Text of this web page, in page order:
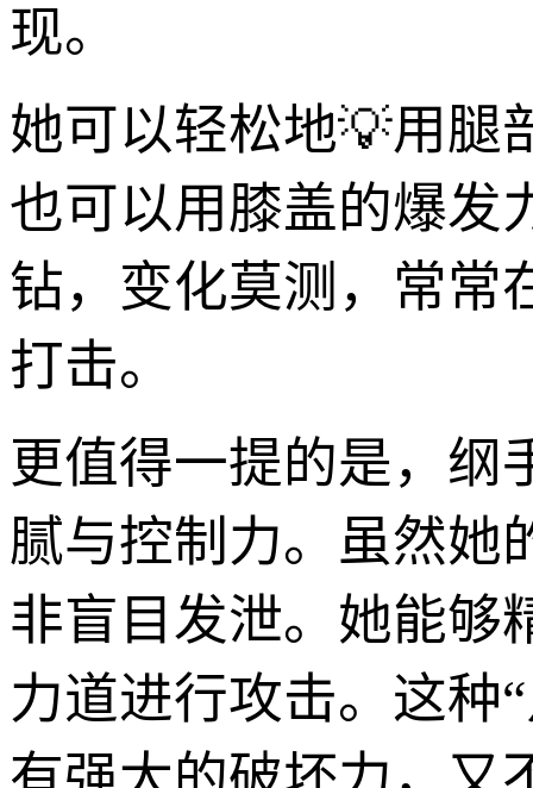
现。
她可以轻松地💡用腿
也可以用膝盖的爆发
钻，变化莫测，常常
打击。
更值得一提的是，纲
腻与控制力。虽然她
非盲目发泄。她能够
力道进行攻击。这种